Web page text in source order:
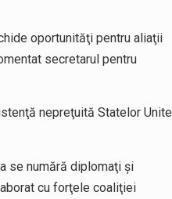
oportunităţi pentru aliaţii
secretarul pentru
nepreţuită Statelor Unite
se numără diplomaţi şi
cu forţele coaliţiei